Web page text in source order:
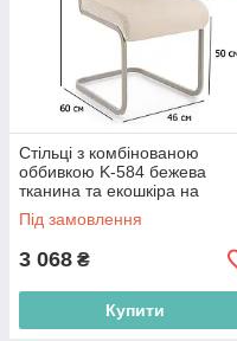
Стільці з комбінованою
оббивкою K-584 бежева
тканина та екошкіра на
полозах кольору кашемір з
ручкою на спинці
Під замовлення
3 068 ₴
Купити